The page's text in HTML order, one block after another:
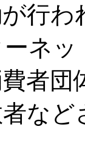
行わ
ネ
者団
な